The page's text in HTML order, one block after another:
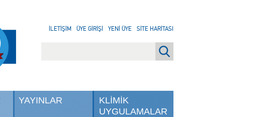
YAYINLAR
KLİMİK
UYGULAMALAR
İLETİŞİM ÜYE GİRİŞİ YENİ ÜYE SİTE HARİTASI